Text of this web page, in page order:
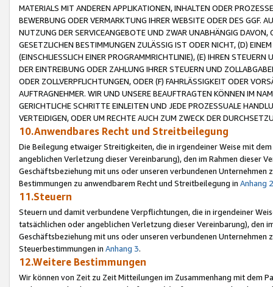
MATERIALS MIT ANDEREN APPLIKATIONEN, INHALTEN ODER
BEWERBUNG ODER VERMARKTUNG IHRER WEBSITE ODER DES GGF.
NUTZUNG DER SERVICEANGEBOTE UND ZWAR UNABHÄNGIG
GESETZLICHEN BESTIMMUNGEN ZULÄSSIG IST ODER NICHT, (D)
(EINSCHLIESSLICH EINER PROGRAMMRICHTLINIE), (E) IHREN
DER EINTREIBUNG ODER ZAHLUNG IHRER STEUERN UND
ODER ZOLLVERPFLICHTUNGEN, ODER (F) FAHRLÄSSIGKEIT ODER
AUFTRAGNEHMER. WIR UND UNSERE BEAUFTRAGTEN KÖNNEN IM
GERICHTLICHE SCHRITTE EINLEITEN UND JEDE PROZESSUALE
VERTEIDIGEN, ODER UM RECHTE AUCH ZUM ZWECK DER
10.Anwendbares Recht und Streitbeilegung
Die Beilegung etwaiger Streitigkeiten, die in irgendeiner Weise mit
angeblichen Verletzung dieser Vereinbarung), den im Rahmen dieser
Geschäftsbeziehung mit uns oder unseren verbundenen
Bestimmungen zu anwendbarem Recht und Streitbeilegung in Anhang 2
11.Steuern
Steuern und damit verbundene Verpflichtungen, die in irgendeiner
tatsächlichen oder angeblichen Verletzung dieser Vereinbarung), den
Geschäftsbeziehung mit uns oder unseren verbundenen
Steuerbestimmungen in Anhang 3.
12.Weitere Bestimmungen
Wir können von Zeit zu Zeit Mitteilungen im Zusammenhang mit dem